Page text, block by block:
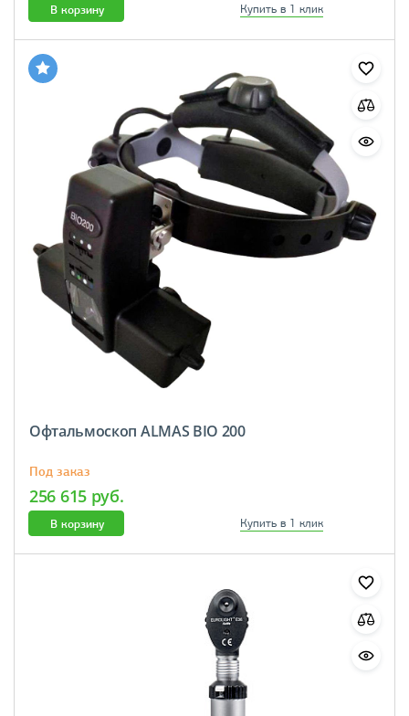
В корзину Купить в 1 клик
Офтальмоскоп ALMAS BIO 200
Под заказ
256 615 руб.
В корзину Купить в 1 клик